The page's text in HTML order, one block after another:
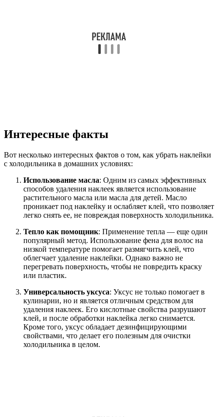
Интересные факты
Вот несколько интересных фактов о том, как убрать наклейки
с холодильника в домашних условиях:
Использование масла: Одним из самых эффективных
способов удаления наклеек является использование
растительного масла или масла для детей. Масло
проникает под наклейку и ослабляет клей, что позволяет
легко снять ее, не повреждая поверхность холодильника.
Тепло как помощник: Применение тепла — еще один
популярный метод. Использование фена для волос на
низкой температуре помогает размягчить клей, что
облегчает удаление наклейки. Однако важно не
перегревать поверхность, чтобы не повредить краску
или пластик.
Универсальность уксуса: Уксус не только помогает в
кулинарии, но и является отличным средством для
удаления наклеек. Его кислотные свойства разрушают
клей, и после обработки наклейка легко снимается.
Кроме того, уксус обладает дезинфицирующими
свойствами, что делает его полезным для очистки
холодильника в целом.